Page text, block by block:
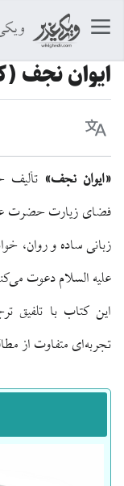
ایوان نجف
زبان
«ایوان نجف» تألیف
فضای زیارت حضرت
زبانی ساده و روان،
علیه السلام دعوت
این کتاب با تلفیق
تجربه‌ای متفاوت از